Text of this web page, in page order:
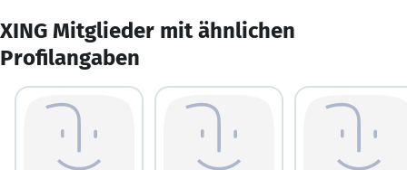
XING Mitglieder mit ähnlichen
Profilangaben